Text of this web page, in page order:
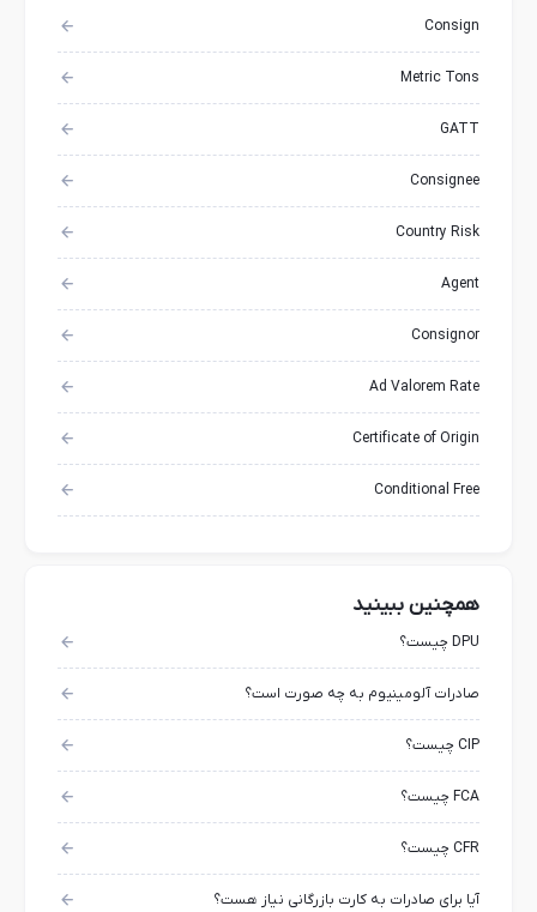
Consign
Metric Tons
GATT
Consignee
Country Risk
Agent
Consignor
Ad Valorem Rate
Certificate of Origin
Conditional Free
همچنین ببینید
DPU چیست؟
صادرات آلومینیوم به چه صورت است؟
CIP چیست؟
FCA چیست؟
CFR چیست؟
آیا برای صادرات به کارت بازرگانی نیاز هست؟